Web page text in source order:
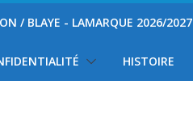
/ BLAYE - LAMARQUE 2026/2027
HISTOIRE